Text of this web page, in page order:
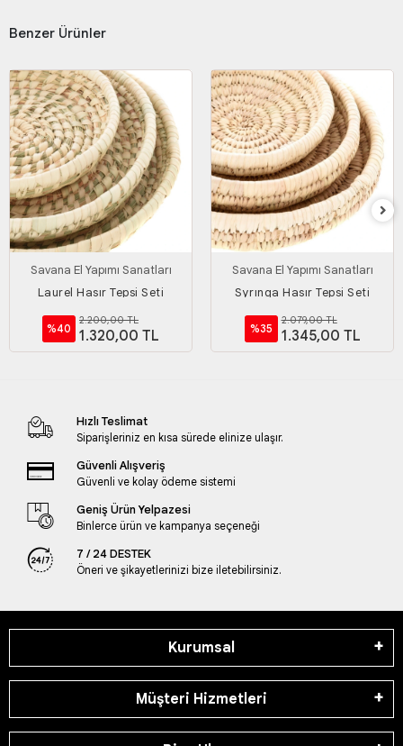
Benzer Ürünler
Savana El Yapımı Sanatları
Laurel Hasır Tepsi Seti
%40
2.200,00 TL
1.320,00 TL
Savana El Yapımı Sanatları
Syrınga Hasır Tepsi Seti
%35
2.079,00 TL
1.345,00 TL
Hızlı Teslimat
Siparişleriniz en kısa sürede elinize ulaşır.
Güvenli Alışveriş
Güvenli ve kolay ödeme sistemi
Geniş Ürün Yelpazesi
Binlerce ürün ve kampanya seçeneği
7 / 24 DESTEK
Öneri ve şikayetlerinizi bize iletebilirsiniz.
Kurumsal
Müşteri Hizmetleri